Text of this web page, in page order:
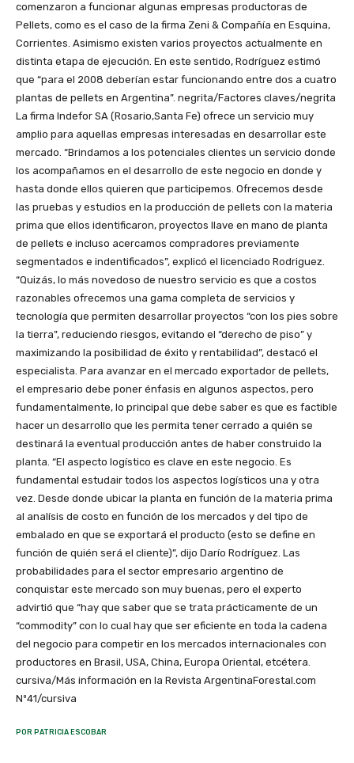
comenzaron a funcionar algunas empresas productoras de
Pellets, como es el caso de la firma Zeni & Compañía en Esquina,
Corrientes. Asimismo existen varios proyectos actualmente en
distinta etapa de ejecución. En este sentido, Rodríguez estimó
que “para el 2008 deberían estar funcionando entre dos a cuatro
plantas de pellets en Argentina”. negrita/Factores claves/negrita
La firma Indefor SA (Rosario,Santa Fe) ofrece un servicio muy
amplio para aquellas empresas interesadas en desarrollar este
mercado. “Brindamos a los potenciales clientes un servicio donde
los acompañamos en el desarrollo de este negocio en donde y
hasta donde ellos quieren que participemos. Ofrecemos desde
las pruebas y estudios en la producción de pellets con la materia
prima que ellos identificaron, proyectos llave en mano de planta
de pellets e incluso acercamos compradores previamente
segmentados e indentificados”, explicó el licenciado Rodriguez.
“Quizás, lo más novedoso de nuestro servicio es que a costos
razonables ofrecemos una gama completa de servicios y
tecnología que permiten desarrollar proyectos “con los pies sobre
la tierra”, reduciendo riesgos, evitando el “derecho de piso” y
maximizando la posibilidad de éxito y rentabilidad”, destacó el
especialista. Para avanzar en el mercado exportador de pellets,
el empresario debe poner énfasis en algunos aspectos, pero
fundamentalmente, lo principal que debe saber es que es factible
hacer un desarrollo que les permita tener cerrado a quién se
destinará la eventual producción antes de haber construido la
planta. “El aspecto logístico es clave en este negocio. Es
fundamental estudair todos los aspectos logísticos una y otra
vez. Desde donde ubicar la planta en función de la materia prima
al analísis de costo en función de los mercados y del tipo de
embalado en que se exportará el producto (esto se define en
función de quién será el cliente)”, dijo Darío Rodríguez. Las
probabilidades para el sector empresario argentino de
conquistar este mercado son muy buenas, pero el experto
advirtió que “hay que saber que se trata prácticamente de un
“commodity” con lo cual hay que ser eficiente en toda la cadena
del negocio para competir en los mercados internacionales con
productores en Brasil, USA, China, Europa Oriental, etcétera.
cursiva/Más información en la Revista ArgentinaForestal.com
Nº41/cursiva
POR PATRICIA ESCOBAR